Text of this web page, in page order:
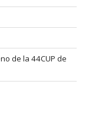
de la 44CUP de